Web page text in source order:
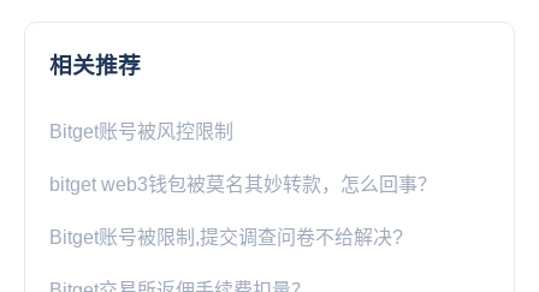
相关推荐
Bitget账号被风控限制
bitget web3钱包被莫名其妙转款，怎么回事？
Bitget账号被限制,提交调查问卷不给解决?